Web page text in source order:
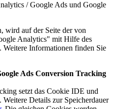
/ Google Ads und Google
wird auf der Seite der von
Analytics" mit Hilfe des
Weitere Informationen finden Sie
Ads Conversion Tracking
setzt das Cookie IDE und
Details zur Speicherdauer